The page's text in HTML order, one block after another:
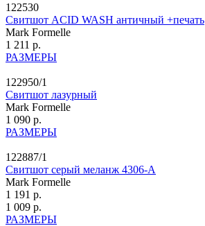
122530
Свитшот ACID WASH античный +печать
Mark Formelle
1 211 р.
РАЗМЕРЫ
122950/1
Свитшот лазурный
Mark Formelle
1 090 р.
РАЗМЕРЫ
122887/1
Свитшот серый меланж 4306-А
Mark Formelle
1 191 р.
1 009 р.
РАЗМЕРЫ